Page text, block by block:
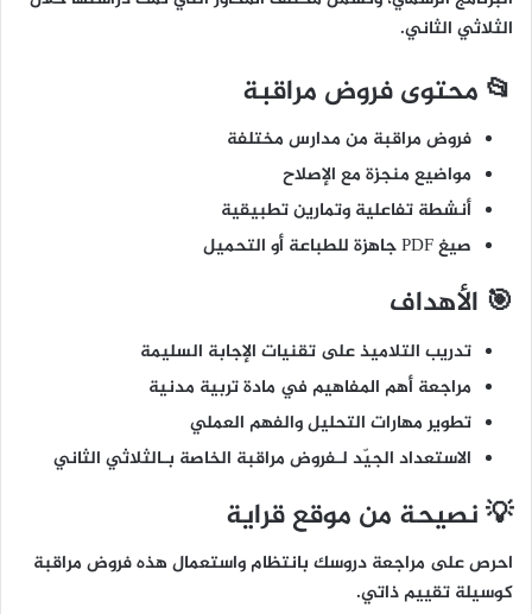
الثلاثي الثاني.
📂 محتوى فروض مراقبة
فروض مراقبة من مدارس مختلفة
مواضيع منجزة مع الإصلاح
أنشطة تفاعلية وتمارين تطبيقية
صيغ PDF جاهزة للطباعة أو التحميل
🎯 الأهداف
تدريب التلاميذ على تقنيات الإجابة السليمة
مراجعة أهم المفاهيم في مادة تربية مدنية
تطوير مهارات التحليل والفهم العملي
الاستعداد الجيّد لـفروض مراقبة الخاصة بـالثلاثي الثاني
💡 نصيحة من موقع قراية
احرص على مراجعة دروسك بانتظام واستعمال هذه فروض مراقبة
كوسيلة تقييم ذاتي.